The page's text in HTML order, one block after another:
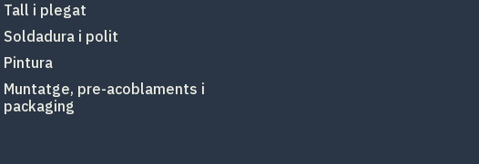
Tall i plegat
Soldadura i polit
Pintura
Muntatge, pre-acoblaments i
packaging